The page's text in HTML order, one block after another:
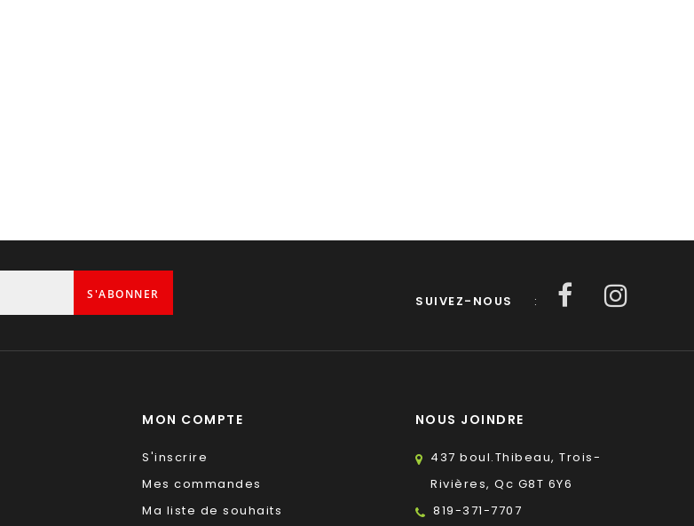
S'ABONNER SUIVEZ-NOUS :
MON COMPTE
S'inscrire
Mes commandes
Ma liste de souhaits
NOUS JOINDRE
437 boul.Thibeau, Trois-
Rivières, Qc G8T 6Y6
819-371-7707